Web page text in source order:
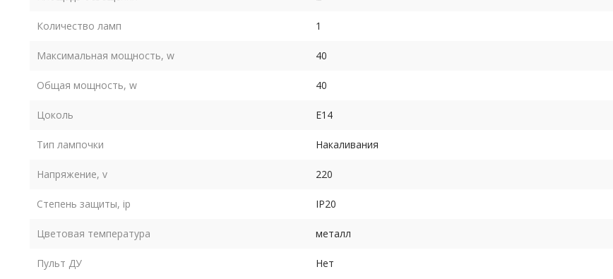
Количество ламп 1
Максимальная мощность, w 40
Общая мощность, w 40
Цоколь E14
Тип лампочки Накаливания
Напряжение, v 220
Степень защиты, ip IP20
Цветовая температура металл
Пульт ДУ Нет